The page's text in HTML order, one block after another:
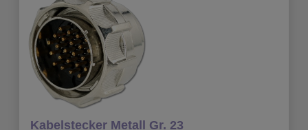
Kabelstecker Metall Gr. 23